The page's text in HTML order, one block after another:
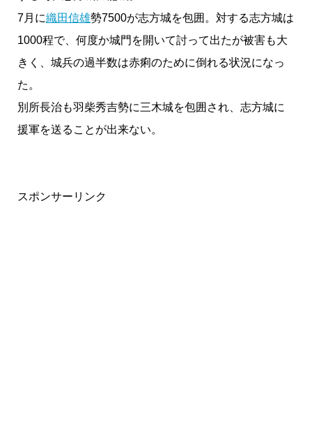
7月に織田信雄勢7500が志方城を包囲。対する志方城は
1000程で、何度か城門を開いて討って出たが被害も大
きく、城兵の過半数は赤痢のために倒れる状況になっ
た。
別所長治も羽柴秀吉勢に三木城を包囲され、志方城に
援軍を送ることが出来ない。
スポンサーリンク